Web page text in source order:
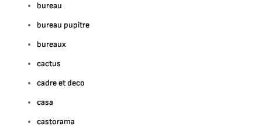
bureau
bureau pupitre
bureaux
cactus
cadre et deco
casa
castorama